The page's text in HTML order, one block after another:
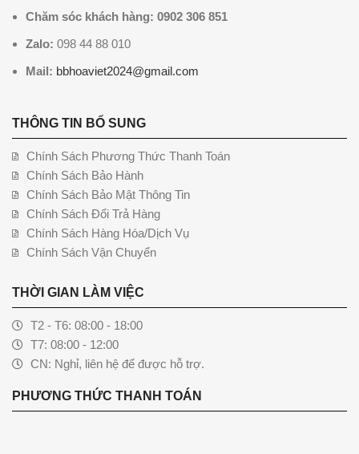
Chăm sóc khách hàng: 0902 306 851
Zalo: 098 44 88 010
Mail: bbhoaviet2024@gmail.com
THÔNG TIN BỔ SUNG
Chính Sách Phương Thức Thanh Toán
Chính Sách Bảo Hành
Chính Sách Bảo Mật Thông Tin
Chính Sách Đổi Trả Hàng
Chính Sách Hàng Hóa/Dịch Vụ
Chính Sách Vận Chuyển
THỜI GIAN LÀM VIỆC
T2 - T6: 08:00 - 18:00
T7: 08:00 - 12:00
CN: Nghỉ, liên hệ để được hỗ trợ.
PHƯƠNG THỨC THANH TOÁN